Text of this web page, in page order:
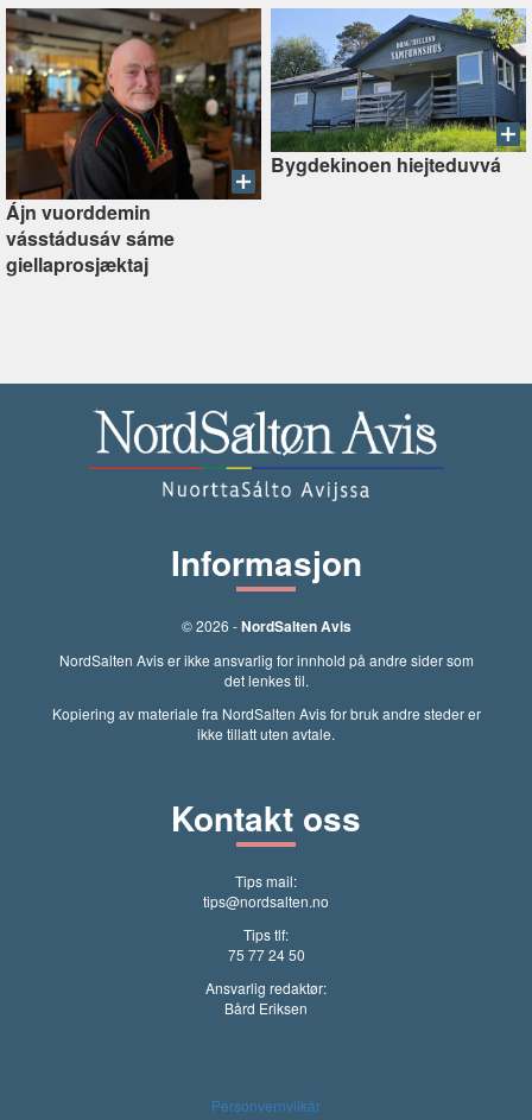
Ájn vuorddemin
vásstádusáv sáme
giellaprosjæktaj
Bygdekinoen hiejteduvvá
Informasjon
© 2026 -NordSalten Avis
NordSalten Avis er ikke ansvarlig for innhold på andre sider som
det lenkes til.
Kopiering av materiale fra NordSalten Avis for bruk andre steder er
ikke tillatt uten avtale.
Kontakt oss
Tips mail:
tips@nordsalten.no
Tips tlf:
75 77 24 50
Ansvarlig redaktør:
Bård Eriksen
Personvernvilkår